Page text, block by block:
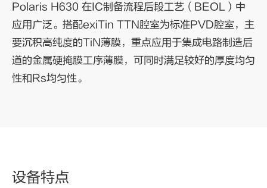
Polaris H630 在IC制备流程后段工艺（BEOL）中
应用广泛。搭配exiTin TTN腔室为标准PVD腔室，主
要沉积高纯度的TiN薄膜，重点应用于集成电路制造后
道的金属硬掩膜工序薄膜，可同时满足较好的厚度均匀
性和Rs均匀性。
设备特点